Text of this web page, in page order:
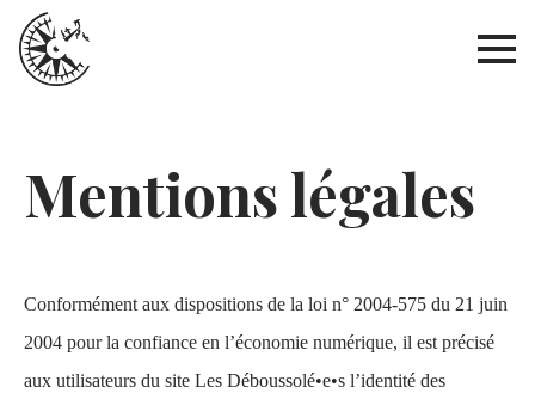
Mentions légales
Conformément aux dispositions de la loi n° 2004-575 du 21 juin
2004 pour la confiance en l’économie numérique, il est précisé
aux utilisateurs du site Les Déboussolé•e•s l’identité des